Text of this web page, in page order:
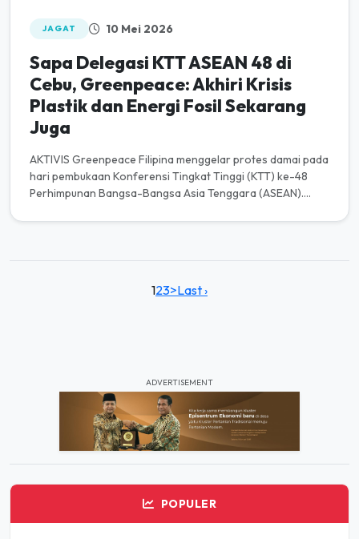
JAGAT 10 Mei 2026
Sapa Delegasi KTT ASEAN 48 di
Cebu, Greenpeace: Akhiri Krisis
Plastik dan Energi Fosil Sekarang
Juga
AKTIVIS Greenpeace Filipina menggelar protes damai pada
hari pembukaan Konferensi Tingkat Tinggi (KTT) ke-48
Perhimpunan Bangsa-Bangsa Asia Tenggara (ASEAN).
123>Last ›
ADVERTISEMENT
POPULER